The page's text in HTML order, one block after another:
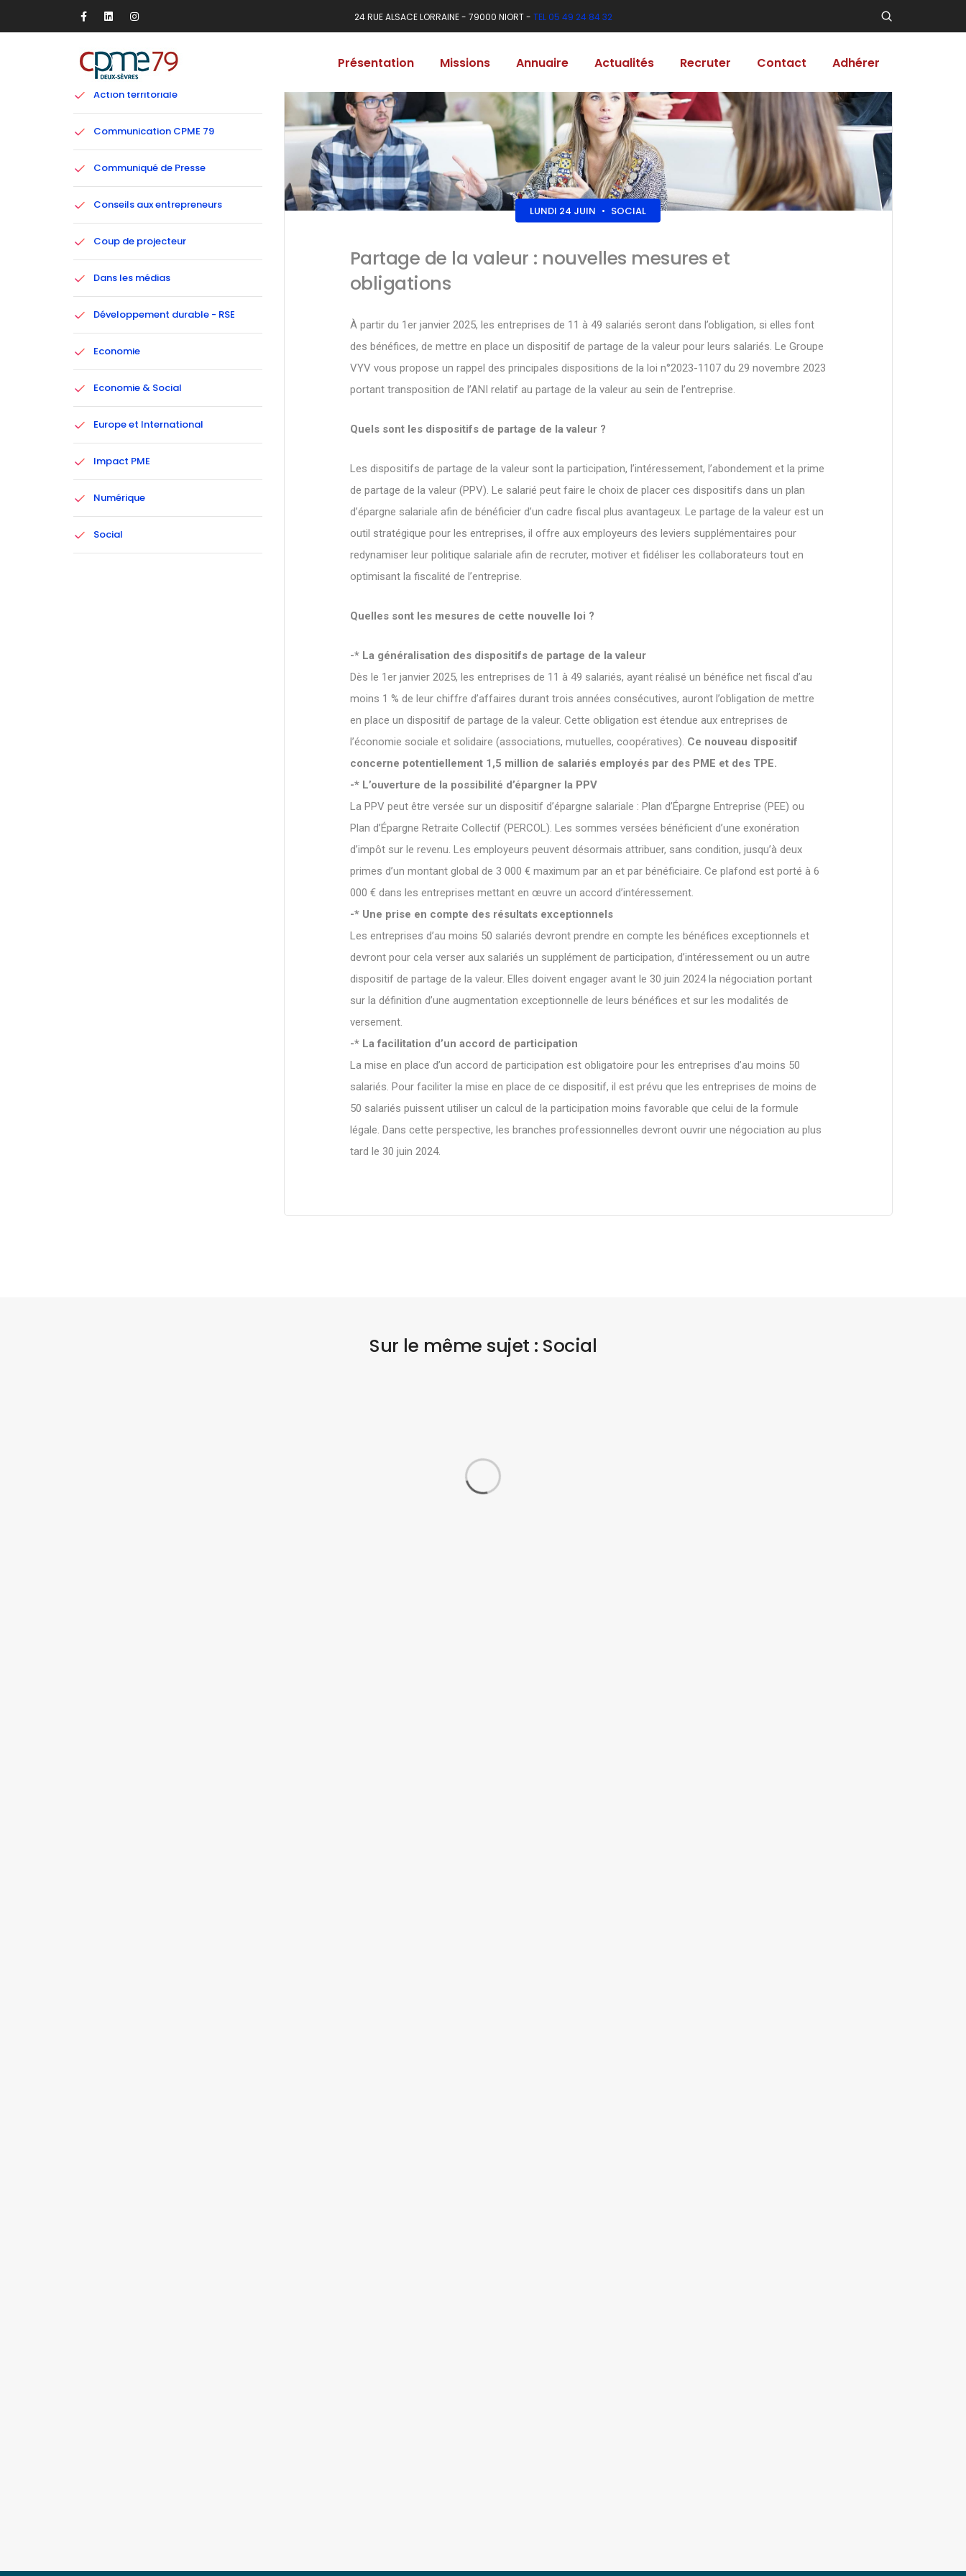
24 RUE ALSACE LORRAINE - 79000 NIORT - TEL 05 49 24 84 32
Présentation Missions Annuaire Actualités Recruter Contact Adhérer
Action territoriale
Communication CPME 79
Communiqué de Presse
Conseils aux entrepreneurs
Coup de projecteur
Dans les médias
Développement durable - RSE
Economie
Economie & Social
Europe et International
Impact PME
Numérique
Social
LUNDI 24 JUIN • SOCIAL
Partage de la valeur : nouvelles mesures et
obligations
À partir du 1er janvier 2025, les entreprises de 11 à 49 salariés seront dans l’obligation, si elles font
des bénéfices, de mettre en place un dispositif de partage de la valeur pour leurs salariés. Le Groupe
VYV vous propose un rappel des principales dispositions de la loi n°2023-1107 du 29 novembre 2023
portant transposition de l’ANI relatif au partage de la valeur au sein de l’entreprise.
Quels sont les dispositifs de partage de la valeur ?
Les dispositifs de partage de la valeur sont la participation, l’intéressement, l’abondement et la prime
de partage de la valeur (PPV). Le salarié peut faire le choix de placer ces dispositifs dans un plan
d’épargne salariale afin de bénéficier d’un cadre fiscal plus avantageux. Le partage de la valeur est un
outil stratégique pour les entreprises, il offre aux employeurs des leviers supplémentaires pour
redynamiser leur politique salariale afin de recruter, motiver et fidéliser les collaborateurs tout en
optimisant la fiscalité de l’entreprise.
Quelles sont les mesures de cette nouvelle loi ?
-* La généralisation des dispositifs de partage de la valeur
Dès le 1er janvier 2025, les entreprises de 11 à 49 salariés, ayant réalisé un bénéfice net fiscal d’au
moins 1 % de leur chiffre d’affaires durant trois années consécutives, auront l’obligation de mettre
en place un dispositif de partage de la valeur. Cette obligation est étendue aux entreprises de
l’économie sociale et solidaire (associations, mutuelles, coopératives). Ce nouveau dispositif
concerne potentiellement 1,5 million de salariés employés par des PME et des TPE.
-* L’ouverture de la possibilité d’épargner la PPV
La PPV peut être versée sur un dispositif d’épargne salariale : Plan d’Épargne Entreprise (PEE) ou
Plan d’Épargne Retraite Collectif (PERCOL). Les sommes versées bénéficient d’une exonération
d’impôt sur le revenu. Les employeurs peuvent désormais attribuer, sans condition, jusqu’à deux
primes d’un montant global de 3 000 € maximum par an et par bénéficiaire. Ce plafond est porté à 6
000 € dans les entreprises mettant en œuvre un accord d’intéressement.
-* Une prise en compte des résultats exceptionnels
Les entreprises d’au moins 50 salariés devront prendre en compte les bénéfices exceptionnels et
devront pour cela verser aux salariés un supplément de participation, d’intéressement ou un autre
dispositif de partage de la valeur. Elles doivent engager avant le 30 juin 2024 la négociation portant
sur la définition d’une augmentation exceptionnelle de leurs bénéfices et sur les modalités de
versement.
-* La facilitation d’un accord de participation
La mise en place d’un accord de participation est obligatoire pour les entreprises d’au moins 50
salariés. Pour faciliter la mise en place de ce dispositif, il est prévu que les entreprises de moins de
50 salariés puissent utiliser un calcul de la participation moins favorable que celui de la formule
légale. Dans cette perspective, les branches professionnelles devront ouvrir une négociation au plus
tard le 30 juin 2024.
Sur le même sujet : Social